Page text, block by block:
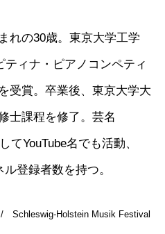
れの30歳。東京大学工学
ィナ・ピアノコンペティ
受賞。卒業後、東京大学大
士課程を修了。芸名
てYouTube名でも活動、
登録者数を持つ。
Schleswig-Holstein Musik Festival